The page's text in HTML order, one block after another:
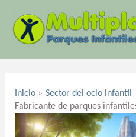
contenido
Inicio
Sector del ocio infantil
Fabricante de parques
entradas